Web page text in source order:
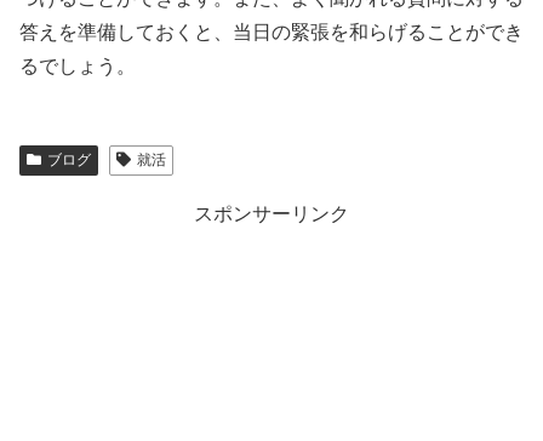
答えを準備しておくと、当日の緊張を和らげることができ
るでしょう。
ブログ 就活
スポンサーリンク